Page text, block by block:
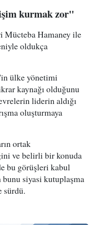
kurmak zor"
Mücteba Hamaney ile
oldukça
ülke yönetimi
kaynağı olduğunu
liderin aldığı
oluşturmaya
ortak
ve belirli bir konuda
bu görüşleri kabul
siyasi kutuplaşma
sürdü.